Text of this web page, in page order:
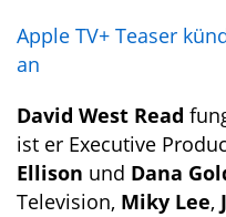
Apple TV+ Teaser
an
David West Read
ist er Executive
Ellison und Dana
Television, Miky Lee,